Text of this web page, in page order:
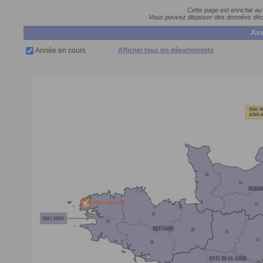
Cette page est enrichie
Vous pouvez disposer des données
Année en cours Afficher tous les départements